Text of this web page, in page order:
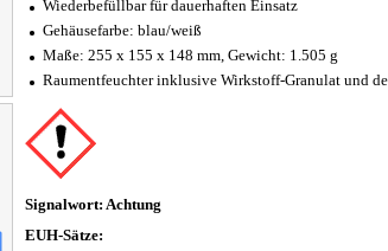
Wiederbefüllbar für dauerhaften Einsatz
Gehäusefarbe: blau/weiß
Maße: 255 x 155 x 148 mm, Gewicht: 1.505 g
Raumentfeuchter inklusive Wirkstoff-Granulat und
Signalwort: Achtung
EUH-Sätze: